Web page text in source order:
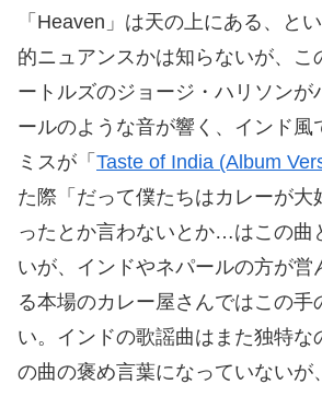
「Heaven」は天の上にある、と
的ニュアンスかは知らないが、こ
ートルズのジョージ・ハリソンが
ールのような音が響く、インド風
ミスが「 Taste of India (Album
た際「だって僕たちはカレーが大
ったとか言わないとか…はこの曲
いが、インドやネパールの方が営
る本場のカレー屋さんではこの手
い。インドの歌謡曲はまた独特な
の曲の褒め言葉になっていないが